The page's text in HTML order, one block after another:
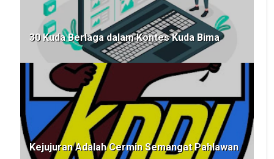
30 Kuda Berlaga dalam Kontes Kuda Bima
Kejujuran Adalah Cermin Semangat Pahlawan